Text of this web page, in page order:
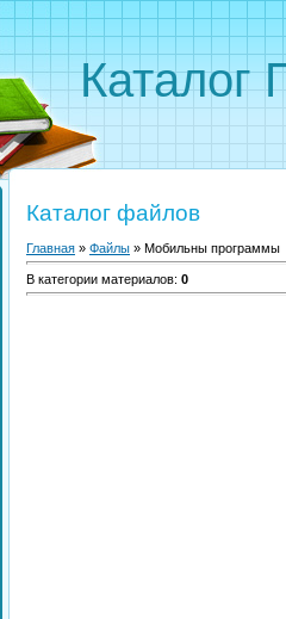
Каталог
Каталог файлов
Главная » Файлы » Мобильны программы
В категории материалов: 0